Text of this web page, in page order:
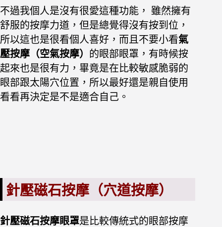
不過我個人是沒有很愛這種功能， 雖然擁有
舒服的按摩力道，但是總覺得沒有按到位，
所以這也是很看個人喜好，而且不要小看氣
壓按摩（空氣按摩） 的眼部眼罩，有時候按
起來也是很有力，畢竟是在比較敏感脆弱的
眼部跟太陽穴位置，所以最好還是親自使用
看看再決定是不是適合自己。
針壓磁石按摩（穴道按摩）
針壓磁石按摩眼罩是比較傳統式的眼部按摩